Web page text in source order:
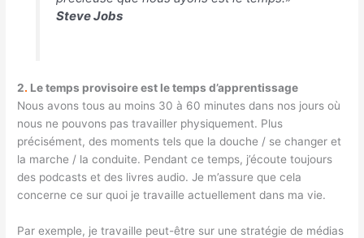
Steve Jobs
2. Le temps provisoire est le temps d’apprentissage
Nous avons tous au moins 30 à 60 minutes dans nos jours où
nous ne pouvons pas travailler physiquement. Plus
précisément, des moments tels que la douche / se changer et
la marche / la conduite. Pendant ce temps, j’écoute toujours
des podcasts et des livres audio. Je m’assure que cela
concerne ce sur quoi je travaille actuellement dans ma vie.
Par exemple, je travaille peut-être sur une stratégie de médias